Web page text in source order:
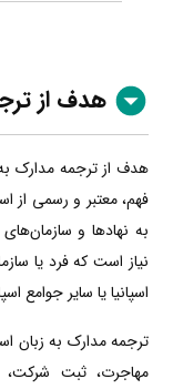
هدف از
هدف از ترجمه مدارک به
فهم، معتبر و رسمی از
به نهادها و
نیاز است که فرد یا
اسپانیا یا سایر جوامع
ترجمه مدارک به زبان
مهاجرت، ثبت شرکت،